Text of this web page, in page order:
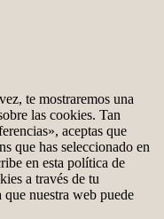
te mostraremos una
las cookies. Tan
aceptas que
que has seleccionado en
en esta política de
a través de tu
nuestra web puede